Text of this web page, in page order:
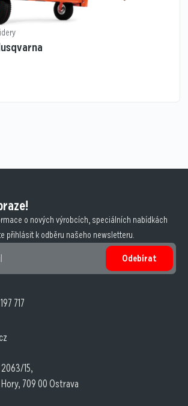
o nových výrobcích, speciálních nabídkách
přihlásit k odběru našeho newsletteru.
Odebírat
717
15,
709 00 Ostrava